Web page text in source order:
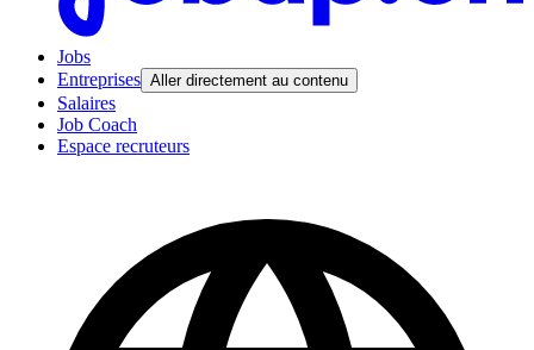
Jobs
Entreprises Aller directement au contenu
Salaires
Job Coach
Espace recruteurs